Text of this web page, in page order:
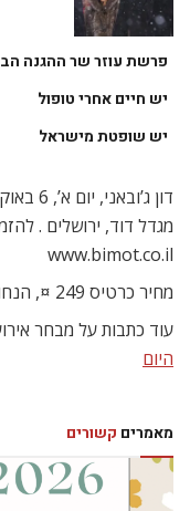
פרשת עוזר שר ההגנה
יש חיים אחרי טופול
יש שופטת מישראל
www.bimot.co.il
מחיר כרטיס 249 ¤, הנחות לזכאים.
עוד כתבות על מבחר
היום
מאמרים קשורים